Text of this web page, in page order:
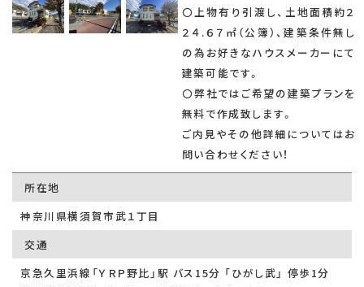
〇上物有り引渡し、土地面積約２
２４.６７㎡（公簿）、建築条件無し
の為お好きなハウスメーカーにて
建築可能です。
〇弊社ではご希望の建築プランを
無料で作成致します。
ご内見やその他詳細についてはお
問い合わせください！
所在地
神奈川県横須賀市武１丁目
交通
京急久里浜線「ＹＲＰ野比」駅 バス15分 「ひがし武」 停歩1分